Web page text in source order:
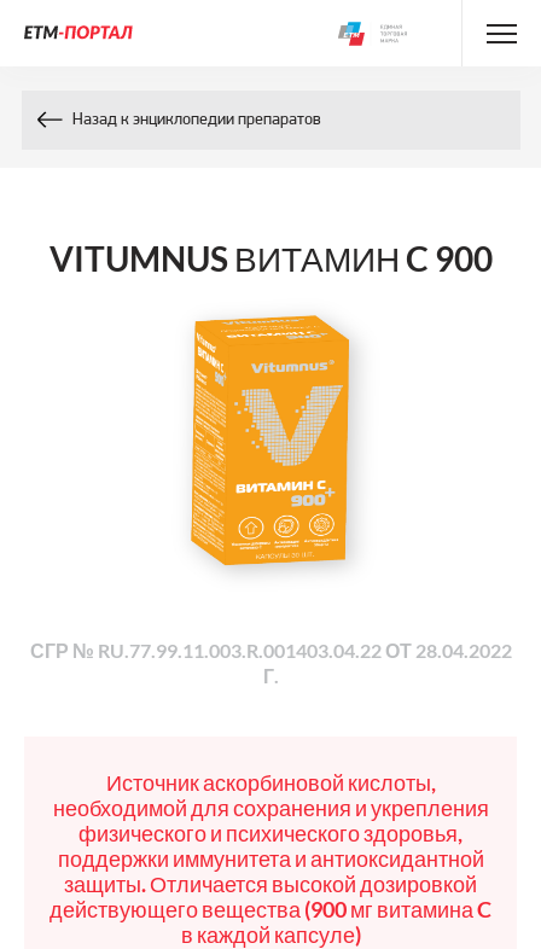
Назад к энциклопедии препаратов
VITUMNUS ВИТАМИН C 900
СГР № RU.77.99.11.003.R.001403.04.22 ОТ 28.04.2022
Г.
Источник аскорбиновой кислоты,
необходимой для сохранения и укрепления
физического и психического здоровья,
поддержки иммунитета и антиоксидантной
защиты. Отличается высокой дозировкой
действующего вещества (900 мг витамина C
в каждой капсуле)